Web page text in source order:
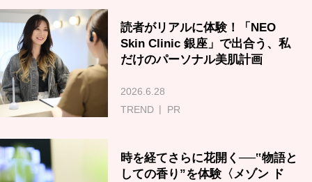
読者がリアルに体験！「NEO
Skin Clinic 銀座」で出合う、私
だけのパーソナル美肌計画
2026.6.28
TREND
PR
時を経てさらに花開く──‟物語と
しての香り”を体験〈メゾン ド